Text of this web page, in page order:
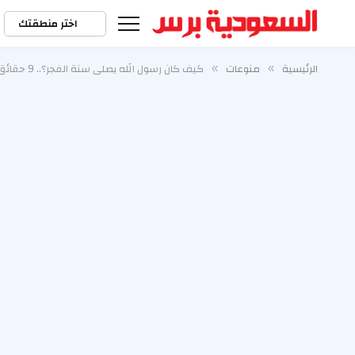
اختر منطقتك
الرئيسية » منوعات » كيف كان رسول الله يصلي سنة الفجر؟.. 9 حقائق لا يعرفها كثيرون